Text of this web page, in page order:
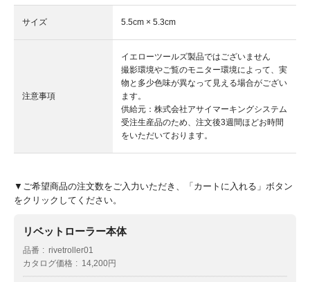
サイズ 5.5cm × 5.3cm
注意事項
イエローツールズ製品ではございません
撮影環境やご覧のモニター環境によって、実
物と多少色味が異なって見える場合がござい
ます。
供給元：株式会社アサイマーキングシステム
受注生産品のため、注文後3週間ほどお時間
をいただいております。
▼ご希望商品の注文数をご入力いただき、「カートに入れる」ボタン
をクリックしてください。
リベットローラー本体
品番
rivetroller01
カタログ価格
14,200円